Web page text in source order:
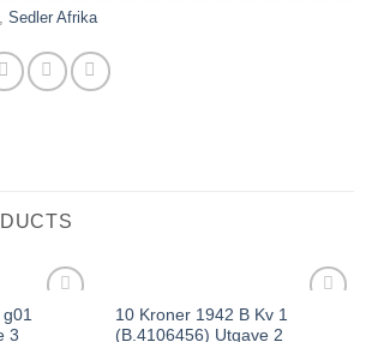
, Sedler Afrika
3
10 Kroner 1942 B Kv 1
(B.4106456) Utgave 2